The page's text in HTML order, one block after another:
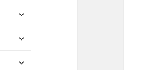
ouvrir
sous-
ouvrir
sous-
ouvrir